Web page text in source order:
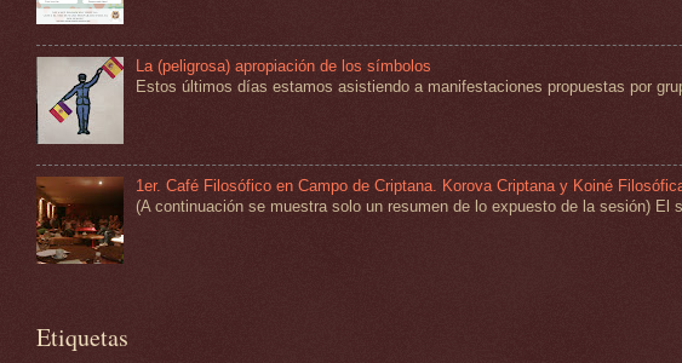
La (peligrosa) apropiación de los símbolos
Estos últimos días estamos asistiendo a manifestaciones propuestas por
1er. Café Filosófico en Campo de Criptana. Korova Criptana y Koiné
(A continuación se muestra solo un resumen de lo expuesto de la sesión)
Etiquetas